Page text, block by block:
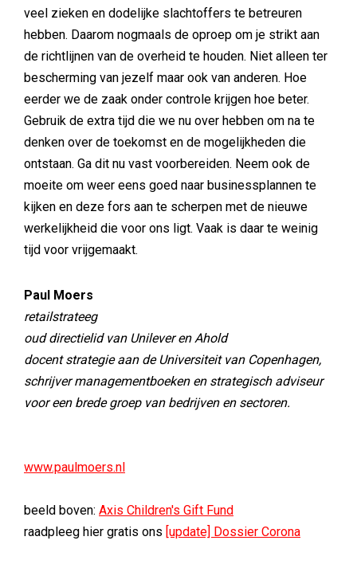
veel zieken en dodelijke slachtoffers te betreuren
hebben. Daarom nogmaals de oproep om je strikt aan
de richtlijnen van de overheid te houden. Niet alleen ter
bescherming van jezelf maar ook van anderen. Hoe
eerder we de zaak onder controle krijgen hoe beter.
Gebruik de extra tijd die we nu over hebben om na te
denken over de toekomst en de mogelijkheden die
ontstaan. Ga dit nu vast voorbereiden. Neem ook de
moeite om weer eens goed naar businessplannen te
kijken en deze fors aan te scherpen met de nieuwe
werkelijkheid die voor ons ligt. Vaak is daar te weinig
tijd voor vrijgemaakt.
Paul Moers
retailstrateeg
oud directielid van Unilever en Ahold
docent strategie aan de Universiteit van Copenhagen,
schrijver managementboeken en strategisch adviseur
voor een brede groep van bedrijven en sectoren.
www.paulmoers.nl
beeld boven: Axis Children's Gift Fund
raadpleeg hier gratis ons [update] Dossier Corona